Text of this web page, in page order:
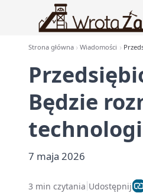
Strona główna Wiadomości
Będzie
7 maja 2026
3 min czytania Udostępnij